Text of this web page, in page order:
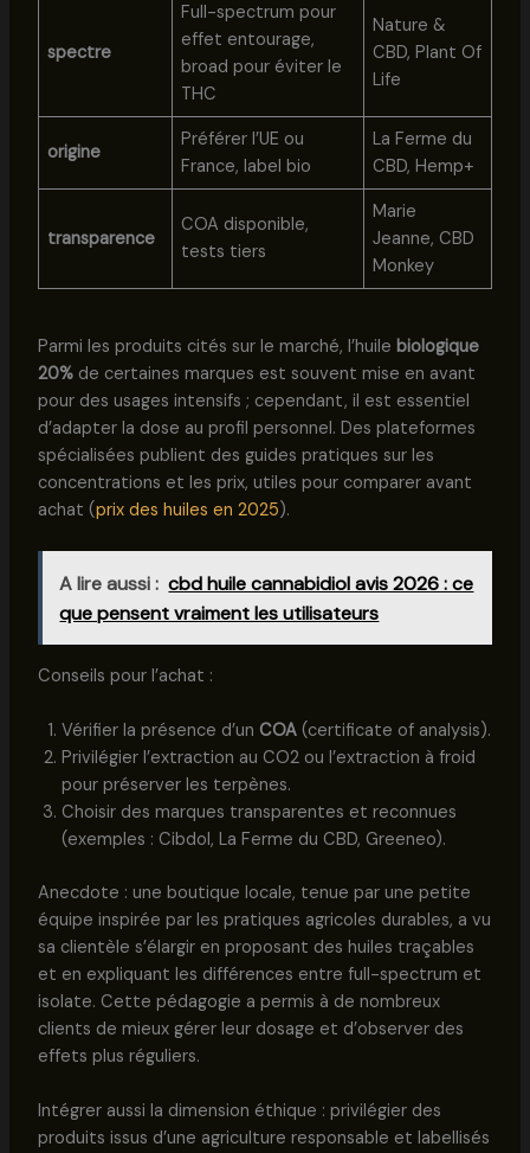
spectre
Full-spectrum pour
effet entourage,
broad pour éviter le
THC
Nature &
CBD, Plant Of
Life
origine
Préférer l’UE ou
France, label bio
La Ferme du
CBD, Hemp+
transparence
COA disponible,
tests tiers
Marie
Jeanne, CBD
Monkey
Parmi les produits cités sur le marché, l’huile biologique
20%de certaines marques est souvent mise en avant
pour des usages intensifs ; cependant, il est essentiel
d’adapter la dose au profil personnel. Des plateformes
spécialisées publient des guides pratiques sur les
concentrations et les prix, utiles pour comparer avant
achat (prix des huiles en 2025).
A lire aussi : cbd huile cannabidiol avis 2026 : ce
que pensent vraiment les utilisateurs
Conseils pour l’achat :
Vérifier la présence d’un COA(certificate of analysis).
Privilégier l’extraction au CO2 ou l’extraction à froid
pour préserver les terpènes.
Choisir des marques transparentes et reconnues
(exemples : Cibdol, La Ferme du CBD, Greeneo).
Anecdote : une boutique locale, tenue par une petite
équipe inspirée par les pratiques agricoles durables, a vu
sa clientèle s’élargir en proposant des huiles traçables
et en expliquant les différences entre full-spectrum et
isolate. Cette pédagogie a permis à de nombreux
clients de mieux gérer leur dosage et d’observer des
effets plus réguliers.
Intégrer aussi la dimension éthique : privilégier des
produits issus d’une agriculture responsable et labellisés